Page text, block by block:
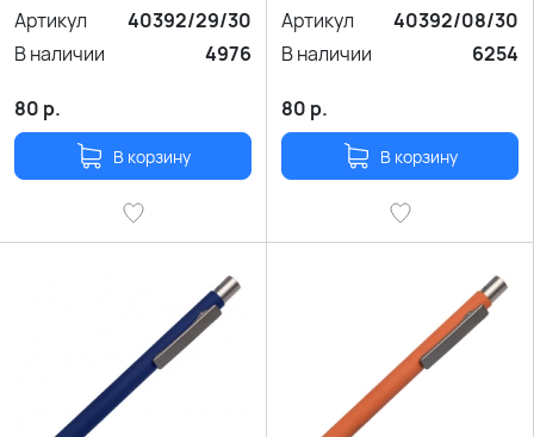
Артикул
40392/29/30
В наличии
4976
80 р.
В корзину
Артикул
40392/08/30
В наличии
6254
80 р.
В корзину